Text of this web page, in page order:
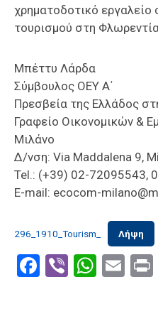
χρηματοδοτικό εργαλείο
τουρισμού στη
Μπέττυ Λάρδα
Σύμβουλος ΟΕΥ Α΄
Πρεσβεία της Ελλάδος
Γραφείο Οικονομικών &
Μιλάνο
Δ/νση: Via Maddalena 9,
Tel.: (+39) 02-72095543,
E-mail: ecocom-
296_1910_Tourism_ Λήψη
Facebook
Viber